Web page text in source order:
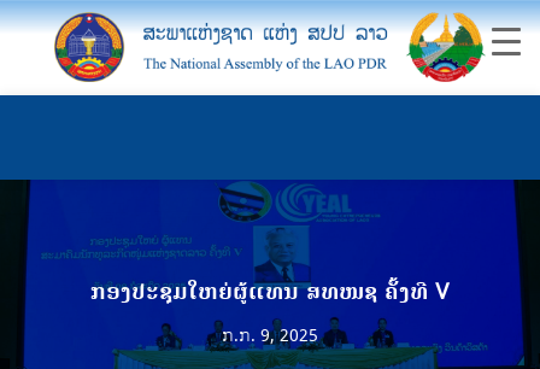
ກອງປະຊຸມໃຫຍ່ຜູ້ແທນ ສທໜຊ ຄັ້ງທີ V
ກ.ກ. 9, 2025